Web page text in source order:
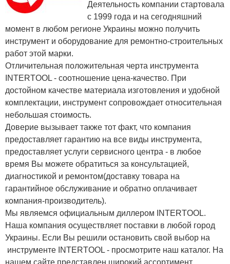
Деятельность компании стартовала
с 1999 года и на сегодняшний
момент в любом регионе Украины можно получить
инструмент и оборудование для ремонтно-строительных
работ этой марки.
Отличительная положительная черта инструмента
INTERTOOL - соотношение цена-качество. При
достойном качестве материала изготовления и удобной
комплектации, инструмент сопровождает относительная
небольшая стоимость.
Доверие вызывает также тот факт, что компания
предоставляет гарантию на все виды инструмента,
предоставляет услуги сервисного центра - в любое
время Вы можете обратиться за консультацией,
диагностикой и ремонтом(доставку товара на
гарантийное обслуживание и обратно оплачивает
компания-производитель).
Мы являемся официальным диллером INTERTOOL.
Наша компания осуществляет поставки в любой город
Украины. Если Вы решили остановить свой выбор на
инструменте INTERTOOL - просмотрите наш каталог. На
нашем сайте представлен широкий ассортимент